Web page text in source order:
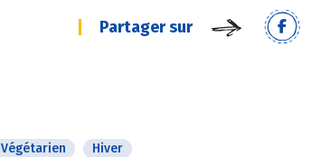
Partager sur
Végétarien Hiver